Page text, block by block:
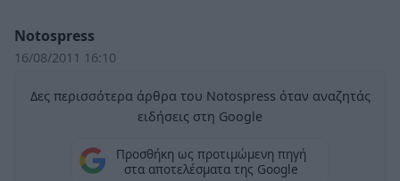
Notospress
16/08/2011 16:10
Δες περισσότερα άρθρα του Notospress όταν αναζητάς
ειδήσεις στη Google
Προσθήκη ως προτιμώμενη πηγή
στα αποτελέσματα της Google